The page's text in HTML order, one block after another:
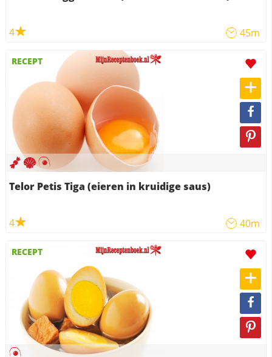
4 45m
RECEPT
Telor Petis Tiga (eieren in kruidige saus)
4 40m
RECEPT